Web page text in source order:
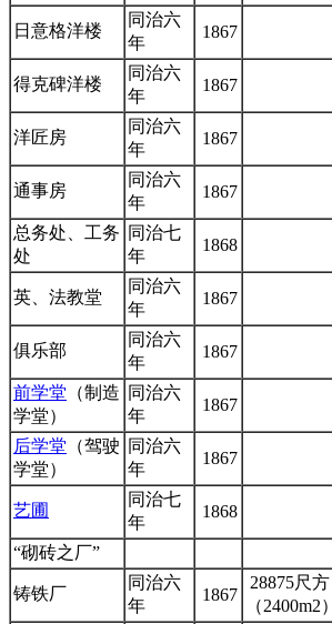
日意格洋楼
同治六
年
1867
得克碑洋楼
同治六
年
1867
洋匠房
同治六
年
1867
通事房
同治六
年
1867
总务处、工务
处
同治七
年
1868
英、法教堂
同治六
年
1867
俱乐部
同治六
年
1867
前学堂 （制造
学堂）
同治六
年
1867
后学堂 （驾驶
学堂）
同治六
年
1867
艺圃
同治七
年
1868
“砌砖之厂”
铸铁厂
同治六
年
1867
28875尺方
（2400m2）